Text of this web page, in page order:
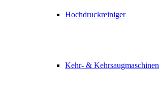
Hochdruckreiniger
Kehr- & Kehrsaugmaschinen